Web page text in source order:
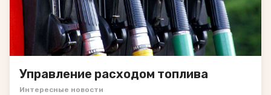
Управление расходом топлива
Интересные новости